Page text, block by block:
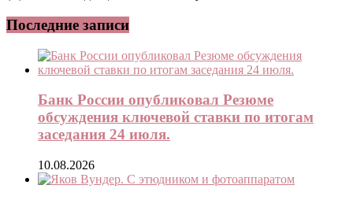
Последние записи
Банк России опубликовал Резюме
обсуждения ключевой ставки по итогам
заседания 24 июля.
10.08.2026